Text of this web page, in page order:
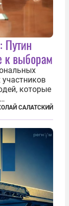
Путин
к выборам
участников
которые
Путин
САЛАТСКИЙ